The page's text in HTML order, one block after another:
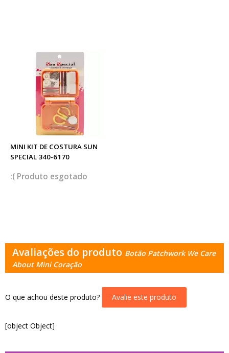
MINI KIT DE COSTURA SUN
SPECIAL 340-6170
esgotado
Avaliações do produto Botão Patchwork We Care
About Mini Coração
O que achou deste produto? Avalie este produto
[object Object]